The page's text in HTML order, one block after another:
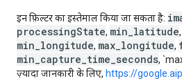
इन फ़िल्टर का इस्तेमाल किया जा सकता है:
processingState, min_latitude,
min_longitude, max_longitude,
min_capture_time_seconds,
ज़्यादा जानकारी के लिए, https://